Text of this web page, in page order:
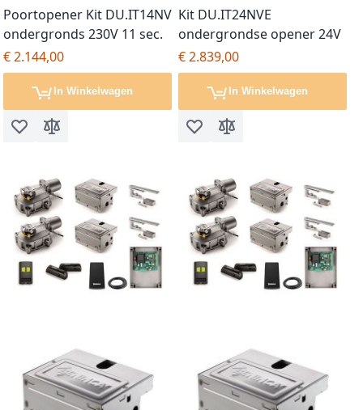
Poortopener Kit DU.IT14NV
ondergronds 230V 11 sec.
€ 2.144,00
In Winkelwagen
Voeg toe aan verlanglijst
Toevoegen om te vergelijken
Kit DU.IT24NVE
ondergrondse opener 24V
€ 2.839,00
In Winkelwagen
Voeg toe aan verlanglijst
Toevoegen om te